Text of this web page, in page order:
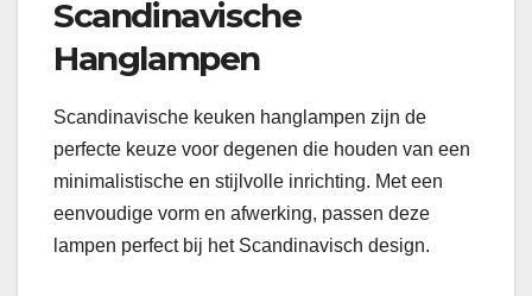
Scandinavische
Hanglampen
Scandinavische keuken hanglampen zijn de
perfecte keuze voor degenen die houden van een
minimalistische en stijlvolle inrichting. Met een
eenvoudige vorm en afwerking, passen deze
lampen perfect bij het Scandinavisch design.